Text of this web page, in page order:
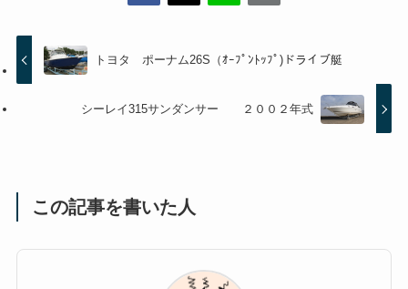
トヨタ ポーナム26S（ｵｰﾌﾟﾝﾄｯﾌﾟ)ドライブ艇
シーレイ315サンダンサー ２００２年式
この記事を書いた人